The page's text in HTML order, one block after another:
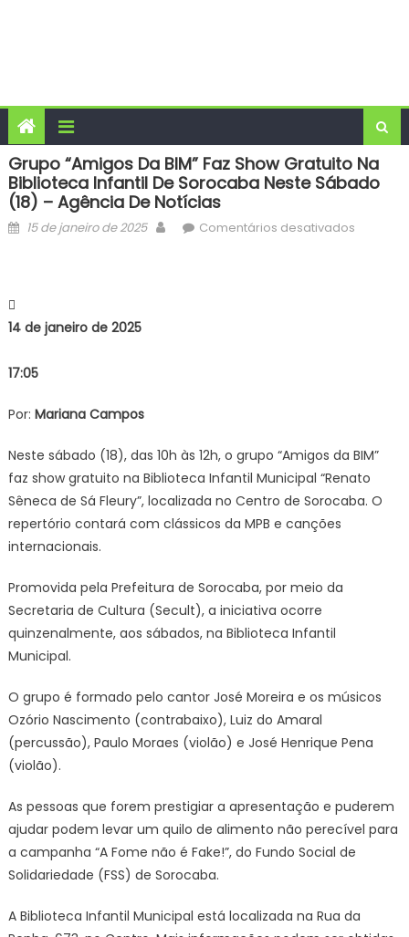
Grupo “Amigos Da BIM” Faz Show Gratuito Na
Biblioteca Infantil De Sorocaba Neste Sábado
(18) – Agência De Notícias
Posted
15 de janeiro de 2025 AuthorComentários desativadosem
de
neste
14 de janeiro de 2025
17:05
Por: Mariana Campos
Neste sábado (18), das 10h às 12h, o grupo “Amigos da BIM”
faz show gratuito na Biblioteca Infantil Municipal “Renato
Sêneca de Sá Fleury”, localizada no Centro de Sorocaba. O
repertório contará com clássicos da MPB e canções
internacionais.
Promovida pela Prefeitura de Sorocaba, por meio da
Secretaria de Cultura (Secult), a iniciativa ocorre
quinzenalmente, aos sábados, na Biblioteca Infantil
Municipal.
O grupo é formado pelo cantor José Moreira e os músicos
Ozório Nascimento (contrabaixo), Luiz do Amaral
(percussão), Paulo Moraes (violão) e José Henrique Pena
(violão).
As pessoas que forem prestigiar a apresentação e puderem
ajudar podem levar um quilo de alimento não perecível para
a campanha “A Fome não é Fake!”, do Fundo Social de
Solidariedade (FSS) de Sorocaba.
A Biblioteca Infantil Municipal está localizada na Rua da